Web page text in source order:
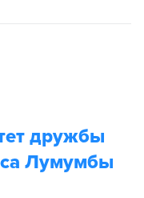
дружбы
Лумумбы